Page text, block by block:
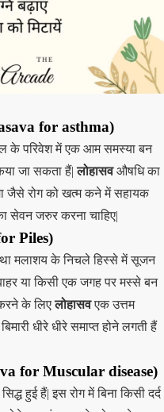
for asthma)
के परिवेश में एक आम समस्या बन
जा सकता हैं|लोहासवऔषधि का
रोग को खत्म कने में सहायक
सेवन जरुर करना चाहिए|
Piles)
मलाशय के निचले हिस्से में सूजन
या किसी एक जगह पर मस्से बन
के लिएलोहासवएक उत्तम
धीरे धीरे समाप्त होने लगती हैं
for Muscular disease)
हुई हैं| इस रोग में बिना किसी दर्द